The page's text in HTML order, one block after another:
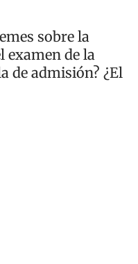
sobre la
examen de la
de admisión? ¿El